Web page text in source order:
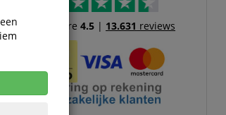
Trustscore4.5 | 13.631 reviews